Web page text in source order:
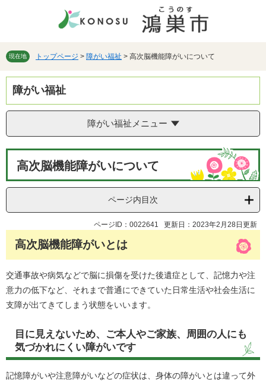
先
す。
を
て
現在地 トップページ > 障がい福祉 > 高次脳機能障がいについて
障がい福祉
障がい福祉メニュー
高次脳機能障がいについて
ページ内目次
ページID：0022641 更新日：2023年2月28日更新
高次脳機能障がいとは
交通事故や病気などで脳に損傷を受けた後遺症として、記憶力や注
意力の低下など、それまで普通にできていた日常生活や社会生活に
支障が出てきてしまう状態をいいます。
目に見えないため、ご本人やご家族、周囲の人にも
気づかれにくい障がいです
記憶障がいや注意障がいなどの症状は、身体の障がいとは違って外